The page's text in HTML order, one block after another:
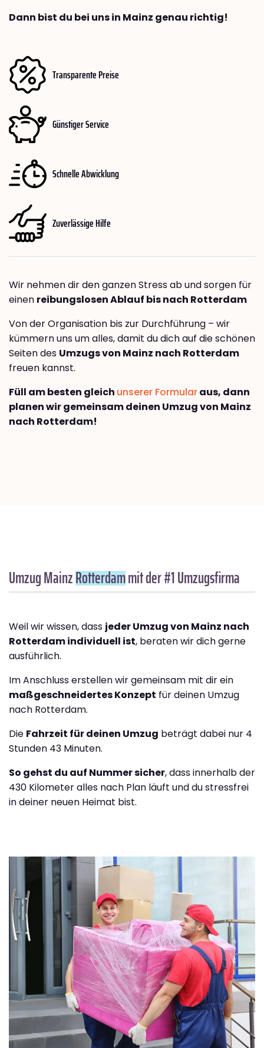
Dann bist du bei uns in Mainz genau richtig!
Transparente Preise
Günstiger Service
Schnelle Abwicklung
Zuverlässige Hilfe
Wir nehmen dir den ganzen Stress ab und sorgen für
einen reibungslosen Ablauf bis nach Rotterdam
Von der Organisation bis zur Durchführung – wir
kümmern uns um alles, damit du dich auf die schönen
Seiten des Umzugs von Mainz nach Rotterdam
freuen kannst.
Füll am besten gleich unserer Formularaus, dann
planen wir gemeinsam deinen Umzug von Mainz
nach Rotterdam!
Umzug MainzRotterdammit der #1 Umzugsfirma
Weil wir wissen, dass jeder Umzug von Mainz nach
Rotterdam individuell ist, beraten wir dich gerne
ausführlich.
Im Anschluss erstellen wir gemeinsam mit dir ein
maßgeschneidertes Konzept für deinen Umzug
nach Rotterdam.
Die Fahrzeit für deinen Umzug beträgt dabei nur 4
Stunden 43 Minuten.
So gehst du auf Nummer sicher, dass innerhalb der
430 Kilometer alles nach Plan läuft und du stressfrei
in deiner neuen Heimat bist.